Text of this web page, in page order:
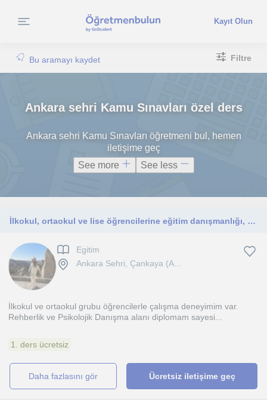
Kayıt Olun
Bu aramayı kaydet Filtre
Ankara sehri Kamu Sınavları özel ders
Ankara sehri Kamu Sınavları öğretmeni bul, hemen
iletişime geç
See more
See less
İlkokul, ortaokul ve lise öğrencilerine eğitim danışmanlığı, rehberlik anlamında yardımcı olabilirim
Egitim
Ankara Sehri, Çankaya (A...
İlkokul ve ortaokul grubu öğrencilerle çalışma deneyimim var.
Rehberlik ve Psikolojik Danışma alanı diplomam sayesi...
1. ders ücretsiz
daha fazlasını gör Ücretsiz iletişime geç